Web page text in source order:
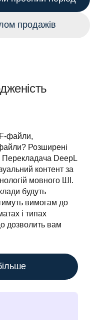
продажів
Розширені
Перекладача DeepL
контент за
мовного ШІ.
будуть
вимогам до
і типах
дозволить вам